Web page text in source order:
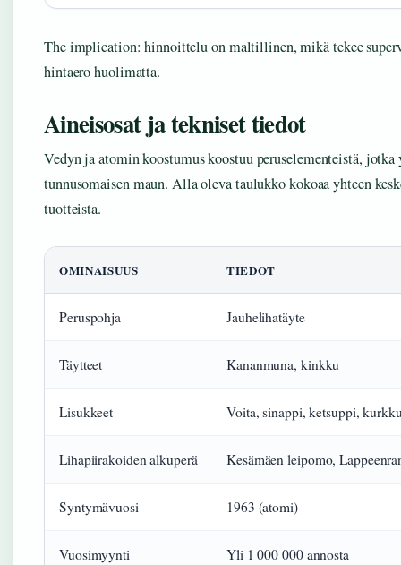
The implication: hinnoittelu on maltillinen, mikä tekee
hintaero huolimatta.
Aineisosat ja tekniset tiedot
Vedyn ja atomin koostumus koostuu peruselementeistä, jotka
tunnusomaisen maun. Alla oleva taulukko kokoaa yhteen
tuotteista.
OMINAISUUS TIEDOT
Peruspohja Jauhelihatäyte
Täytteet Kananmuna, kinkku
Lisukkeet Voita, sinappi, ketsuppi,
Lihapiirakoiden alkuperä Kesämäen leipomo,
Syntymävuosi 1963 (atomi)
Vuosimyynti Yli 1 000 000 annosta